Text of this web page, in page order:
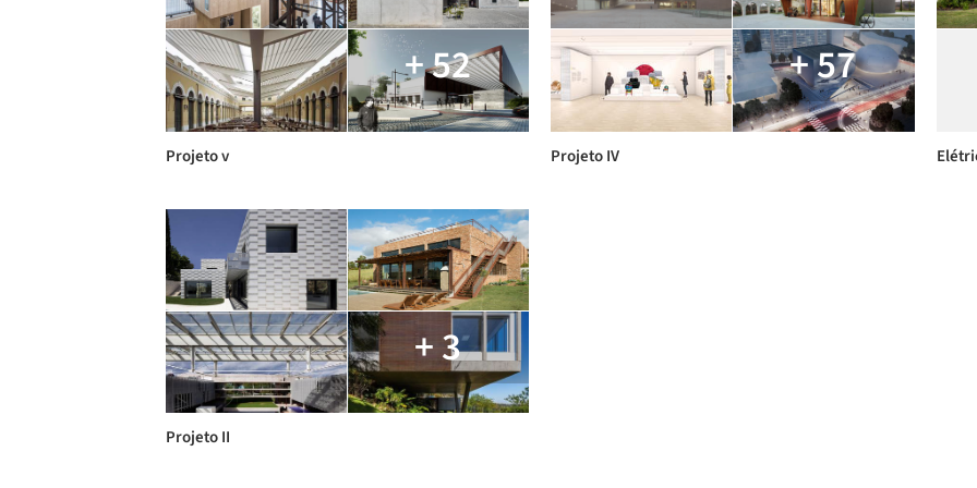
+ 52
Projeto v
+ 57
Projeto IV
+ 3
Projeto II